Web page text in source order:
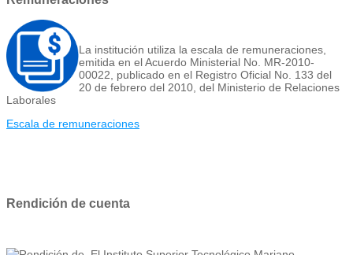
La institución utiliza la escala de remuneraciones,
emitida en el Acuerdo Ministerial No. MR-2010-
00022, publicado en el Registro Oficial No. 133 del
20 de febrero del 2010, del Ministerio de Relaciones
Laborales
Escala de remuneraciones
Rendición de cuenta